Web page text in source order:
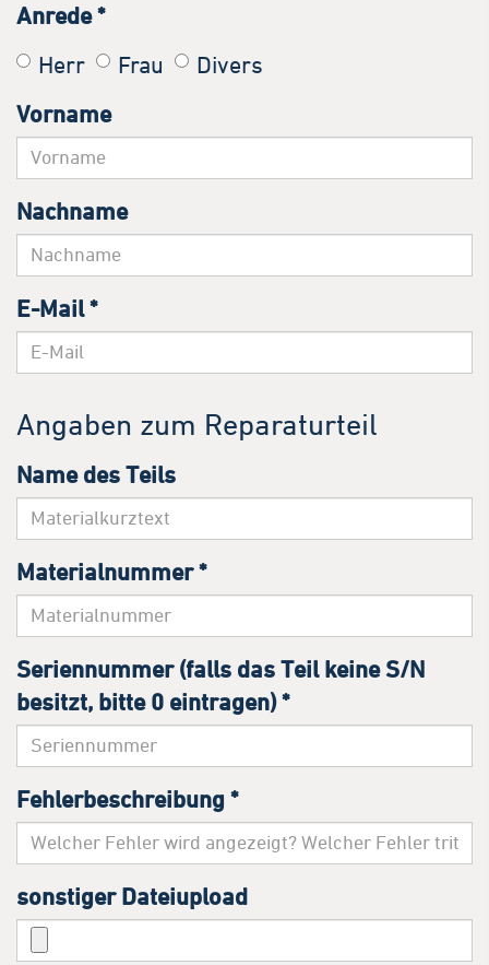
Anrede*
Herr
Frau
Divers
Vorname
Nachname
E-Mail*
Angaben zum Reparaturteil
Name des Teils
Materialnummer*
Seriennummer (falls das Teil keine S/N
besitzt, bitte 0 eintragen)*
Fehlerbeschreibung *
sonstiger Dateiupload